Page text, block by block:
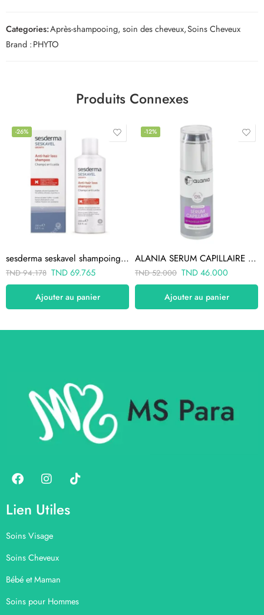
Categories:Après-shampooing, soin des cheveux,Soins Cheveux
Brand :PHYTO
Produits Connexes
-26%
sesderma seskavel shampoing antichute 200ml
TND94.178 TND69.765
Ajouter au panier
-12%
ALANIA SERUM CAPILLAIRE Réparateur Prodige 50ml
TND52.000 TND46.000
Ajouter au panier
Lien Utiles
Soins Visage
Soins Cheveux
Bébé et Maman
Soins pour Hommes